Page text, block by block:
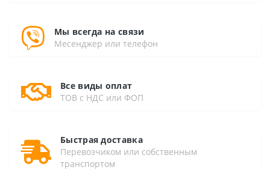
Мы всегда на связи
Месенджер или телефон
Все виды оплат
ТОВ с НДС или ФОП
Быстрая доставка
Перевозчиком или собственным
транспортом